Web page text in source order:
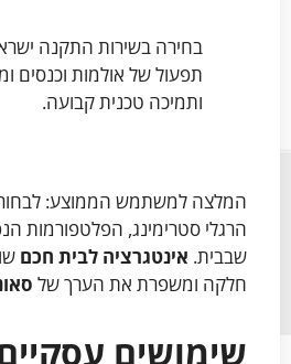
בחירה בשירות התקנה
תפעול של אולמות וכנסים
ותמיכה טכנית קבועה.
המלצה למשתמש הממוצע: לבחור
הרגלי סטרימינג, הפלטפורמות
שבבית. אינטגרציה לבית חכם
חלקה ומשפרת את הערך של
שימושים